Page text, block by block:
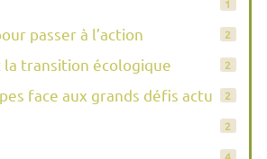
1
passer à l’action 2
transition écologique 2
face aux grands défis actuels
2
2